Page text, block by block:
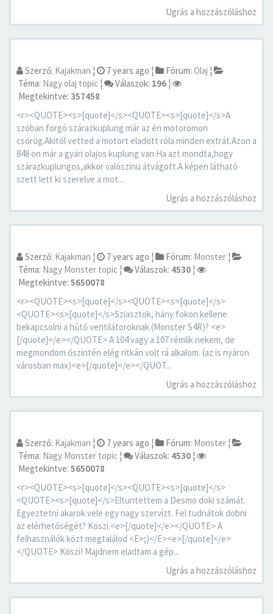
Ugrás a hozzászóláshoz
Szerző: Kajakman ¦ 7 years ago ¦ Fórum: Olaj ¦
Téma: Nagy olaj topic ¦ Válaszok: 196 ¦
Megtekintve: 357458
<r><QUOTE><s>[quote]</s><QUOTE><s>[quote]</s>A
szóban forgó szárazkuplung már az én motoromon
csörög.Akitöl vetted a motort eladott róla minden extrát.Azon a
848 on már a gyári olajos kuplung van.Ha azt mondta,hogy
szárazkuplungos,akkor valószinü átvágott.A képen látható
szett lett ki szerelve a mot...
Ugrás a hozzászóláshoz
Szerző: Kajakman ¦ 7 years ago ¦ Fórum: Monster ¦
Téma: Nagy Monster topic ¦ Válaszok: 4530 ¦
Megtekintve: 5650078
<r><QUOTE><s>[quote]</s><QUOTE><s>[quote]</s>
<QUOTE><s>[quote]</s>Sziasztok, hány fokon kellene
bekapcsolni a hűtő ventilátoroknak (Monster S4R)? <e>
[/quote]</e></QUOTE> A 104 vagy a 107 rémlik nekem, de
megmondom őszintén elég ritkán volt rá alkalom. (az is nyáron
városban max)<e>[/quote]</e></QUOT...
Ugrás a hozzászóláshoz
Szerző: Kajakman ¦ 7 years ago ¦ Fórum: Monster ¦
Téma: Nagy Monster topic ¦ Válaszok: 4530 ¦
Megtekintve: 5650078
<r><QUOTE><s>[quote]</s><QUOTE><s>[quote]</s>
<QUOTE><s>[quote]</s>Eltüntettem a Desmo doki számát.
Egyeztetni akarok vele egy nagy szervízt. Fel tudnátok dobni
az elérhetőségét? Köszi.<e>[/quote]</e></QUOTE> A
felhasználók közt megtalálod <E>;)</E><e>[/quote]</e>
</QUOTE> Köszi! Majdnem eladtam a gép...
Ugrás a hozzászóláshoz